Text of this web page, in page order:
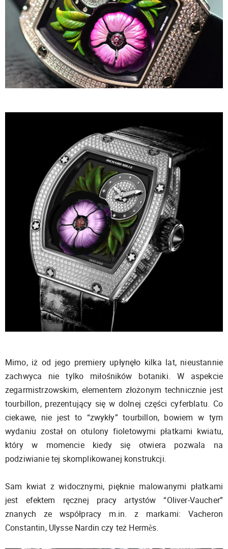
Mimo, iż od jego premiery upłynęło kilka lat, nieustannie
zachwyca nie tylko miłośników botaniki. W aspekcie
zegarmistrzowskim, elementem złożonym technicznie jest
tourbillon, prezentujący się w dolnej części cyferblatu. Co
ciekawe, nie jest to “zwykły” tourbillon, bowiem w tym
wydaniu został on otulony fioletowymi płatkami kwiatu,
który w momencie kiedy się otwiera pozwala na
podziwianie tej skomplikowanej konstrukcji.
Sam kwiat z widocznymi, pięknie malowanymi płatkami
jest efektem ręcznej pracy artystów “Oliver-Vaucher”
znanych ze współpracy m.in. z markami: Vacheron
Constantin, Ulysse Nardin czy też Hermès.